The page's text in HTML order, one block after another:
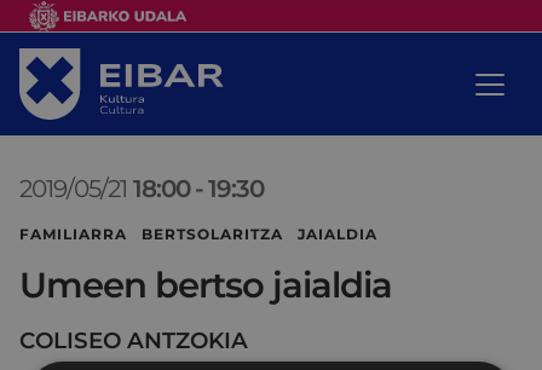
2019/05/21 18:00 -19:30
FAMILIARRA BERTSOLARITZA JAIALDIA
Umeen bertso jaialdia
COLISEO ANTZOKIA